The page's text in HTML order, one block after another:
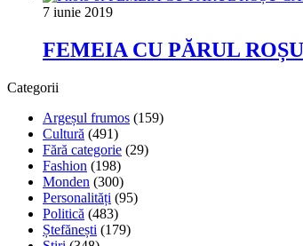
7 iunie 2019
FEMEIA CU PĂRUL
Categorii
Argeșul frumos (159)
Cultură (491)
Fără categorie (29)
Fashion (198)
Monden (300)
Personalități (95)
Politică (483)
Ștefănești (179)